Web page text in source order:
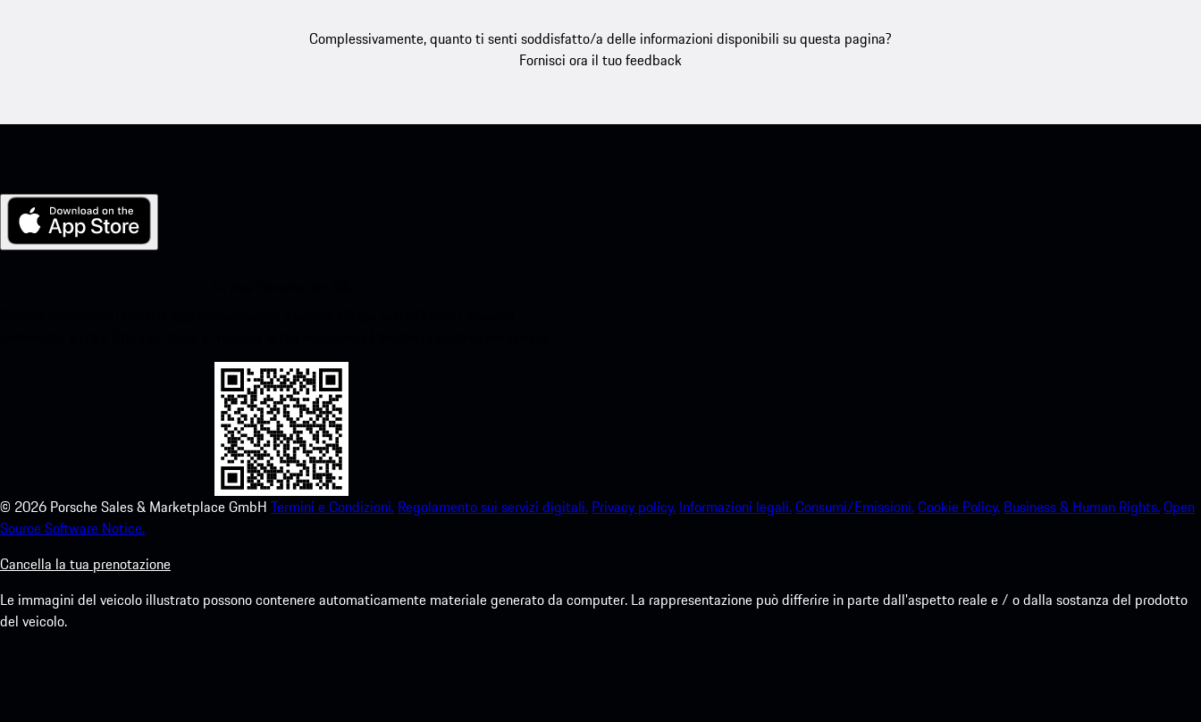
Complessivamente, quanto ti senti soddisfatto/a delle informazioni disponibili su questa pagina?
Fornisci ora il tuo feedback
© 2026 Porsche Sales & Marketplace GmbH Termini e Condizioni. Regolamento sui servizi digitali. Privacy policy. Informazioni legali.Consumi/Emissioni.Cookie Policy. Business & Human Rights.Open
Source Software Notice.
Cancella la tua prenotazione
Le immagini del veicolo illustrato possono contenere automaticamente materiale generato da computer. La rappresentazione può differire in parte dall'aspetto reale e / o dalla sostanza del prodotto
del veicolo.